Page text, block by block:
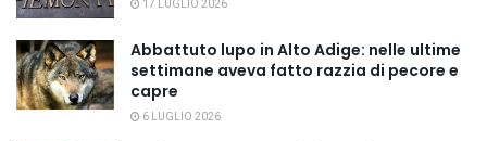
17 LUGLIO 2026
Abbattuto lupo in Alto Adige: nelle ultime
settimane aveva fatto razzia di pecore e
capre
6 LUGLIO 2026